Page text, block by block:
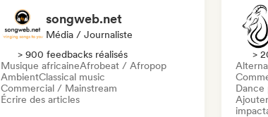
songweb.net
Média / Journaliste
> 900 feedbacks réalisés
Musique africaineAfrobeat / Afropop
AmbientClassical music
Commercial / Mainstream
Écrire des articles
>
Dance